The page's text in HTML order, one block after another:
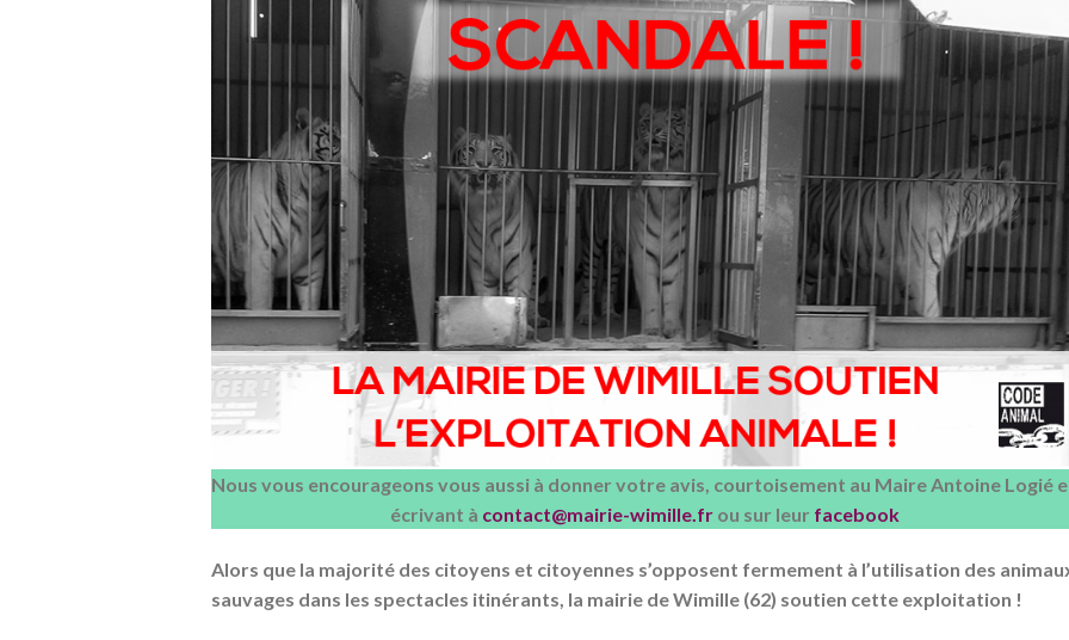
Nous vous encourageons vous aussi à donner votre avis, courtoisement au Maire Antoine Logié
écrivant à contact@mairie-wimille.fr ou sur leur facebook
Alors que la majorité des citoyens et citoyennes s’opposent fermement à l’utilisation des
sauvages dans les spectacles itinérants, la mairie de Wimille (62) soutien cette exploitation !